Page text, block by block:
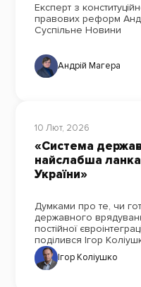
Експерт з
правових реформ
Суспільне Новини
Андрій Магера
10 Лют, 2026
«Система
найслабша ланка
України»
Думками про те, чи
державного
постійної
поділився Ігор
Ігор Коліушко